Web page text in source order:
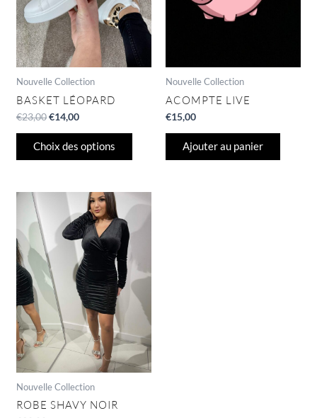
Nouvelle Collection
BASKET LÉOPARD
€23,00€14,00
Choix des options
peuvent
être
choisies
sur
la
Nouvelle Collection
ACOMPTE LIVE
€15,00
Ajouter au panier
Nouvelle Collection
ROBE SHAVY NOIR